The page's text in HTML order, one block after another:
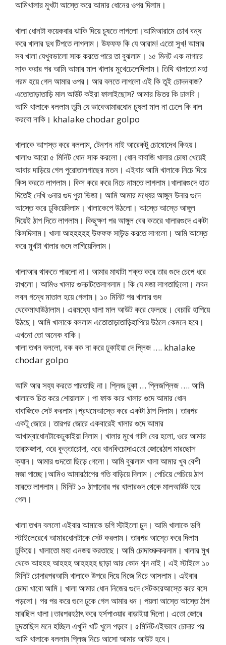
আমিখালার মুখটা আস্তে করে আমার ধোনের ওপর দিলাম।
খালা ধোনটা কয়েকবার ঝাকি দিয়ে চুষতে লাগলো।আমিআরামে চোখ বন্ধ
করে খালার দুধ টিপতে লাগলাম। উফফফ কি যে আরাম! এতো সুখ! আমার
সব খালা যেখুবভালো সাক করতে পারে তা বুঝলাম। ১৫ মিনট এক নাগারে
সাক করার পর আমি আমার মাল খালার মুখেঢেলেদিলাম। তিথি খালাতো মহা
গরম হয়ে গেল আমার ওপর। আর বলতে লাগলো এই কি তুই চোদনবাজ?
এতোতাড়াতাড়ি মাল আউট কইরা ফালাইছোস? আমার ভিতর কি ঢালবি।
আমি খালাকে বললাম তুমি যে ভাবেআমারধোন চুষলা মাল না ঢেলে কি বাল
করবো নাকি। khalake chodar golpo
খালাকে আশস্ত করে বললাম, টেনশন নাই আরেকটু চোষোদেখ কিহয়।
খালাও আরো ৫ মিনিট ধোন সাক করলো। ধোন বাবাজি খালার চোষা খেয়েই
আবার দাড়িয়ে গেল পুরোতালগাছের মতন। এইবার আমি খালাকে নিচে দিয়ে
কিস করতে লাগলাম। কিস করে করে নিচে নামতে লাগলাম।খালারগুদে হাত
দিতেই দেখি ওনার গুদ পুরা ভিজা। আমি আমার মধ্যের আঙ্গুল উনার গুদে
আস্তে করে ঢুকিয়েদিলাম। খালাকেপে উঠলো। আস্তে আস্তে আঙ্গুল
দিয়েই ঠাপ দিতে লাগলাম। কিছুক্ষণ পর আঙ্গুল বের কতরে খালারগুদে একটা
কিসদিলাম। খালা আহহহহহ উফফফ সাউন্ড করতে লাগলো। আমি আস্তে
করে মুখটা খালার গুদে লাগিয়েদিলাম।
খালাআর থাকতে পারলো না। আমার মাথাটা শক্ত করে তার গুদে চেপে ধরে
রাখলো। আমিও খালার গুদচাটতেলাগলাম। কি যে মজা লাগতাছিলো। লবন
লবন গন্ধে মাতাল হয়ে গেলাম। ১০ মিনিট পর খালার গুদ
থেকেমাথাউঠালাম। এরমধ্যে খালা মাল আউট করে ফেলছে। বেচারি হাপিয়ে
উঠছে। আমি খালাকে বললাম এতোতাড়াতাড়িহাপিয়ে উঠলে কেমনে হবে।
এখনো তো অনেক বাকি।
খালা তখন বললো, বক বক না করে ঢুকাইয়া দে প্লিজ …. khalake
chodar golpo
আমি আর সহ্য করতে পারতাছি না। প্লিজ ঢুকা … প্লিজপ্লিজ …. আমি
খালাকে চিত করে শোয়ালাম। পা ফাক করে খালার গুদে আমার ধোন
বাবাজিকে সেট করলাম।প্রথমেআস্তে করে একটা ঠাপ দিলাম। তারপর
একটু জোরে। তারপর জোরে একবারেই খালার গুদে আমার
আখাম্বাধোনটাকেঢুকাইয়া দিলাম। খালার মুখে গালি বের হলো, ওরে আমার
হারামজাদা, ওরে কুত্তাচোদা, ওরে খানকিচোদাএতো জোরেঠাপ মারছোস
ক্যান। আমার গুদতো ছিড়ে গেলো। আমি বুঝলাম খালা আমার খুব বেশী
মজা পাচ্ছে।আমিও আমারঠাপের গতি বাড়িয়ে দিলাম। পেচিয়ে পেচিয়ে ঠাপ
মারতে লাগলাম। মিনিট ১০ ঠাপানোর পর খালারগুদ থেকে মালআউট হয়ে
গেল।
খালা তখন বললো এইবার আমাকে ডগি স্টাইলো চুদ। আমি খালাকে ডগি
স্টাইলেরেখে আমারধোনটাকে সেট করলাম। তারপর আস্তে করে দিলাম
ঢুকিয়ে। খালাতো মহা এনজয় করতাছে। আমি চোদাশুরুকরলাম। খালার মুখ
থেকে আহহহ আহহহ আহহহহ ছাড়া আর কোন শব্দ নাই। এই স্টাইলে ১০
মিনিট চোদারপরআমি খালাকে উপরে দিয়ে নিজে নিচে আসলাম। এইবার
চোদা খাবো আমি। খালা আমার ধোন নিজের গুদে সেটকরেআস্তে করে বসে
পড়লো। পর পর করে গুদে ঢুকে গেল আমার ধন। পয়লা আস্তে আস্তে ঠাপ
মারছিল খালা।তারপরহঠাৎ করে হর্সপাওয়ার বাড়াইয়া দিলো। এতো জোরে
চুদতাছিল মনে হচ্ছিল এখুনি খাট খুলে পড়বে। ৫মিনিটএইভাবে চোদার পর
আমি খালাকে বললাম প্লিজ নিচে আসো আমার আউট হবে।